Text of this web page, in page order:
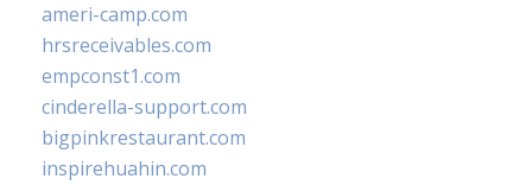
ameri-camp.com
hrsreceivables.com
empconst1.com
cinderella-support.com
bigpinkrestaurant.com
inspirehuahin.com